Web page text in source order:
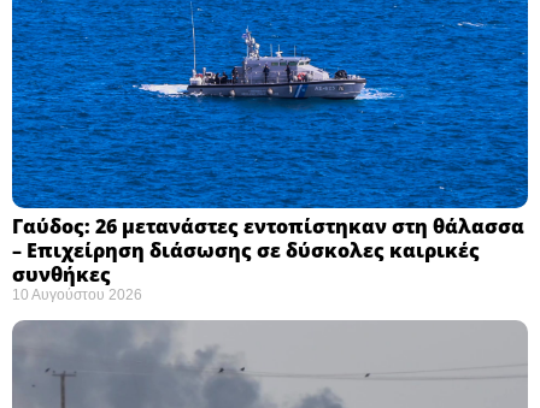
Γαύδος: 26 μετανάστες εντοπίστηκαν στη θάλασσα
– Επιχείρηση διάσωσης σε δύσκολες καιρικές
συνθήκες ​
10 Αυγούστου 2026